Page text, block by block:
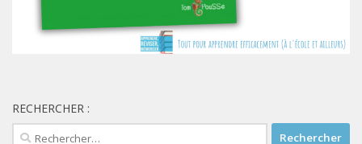
RECHERCHER :
Rechercher :